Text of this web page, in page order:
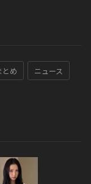
とめ ニュース